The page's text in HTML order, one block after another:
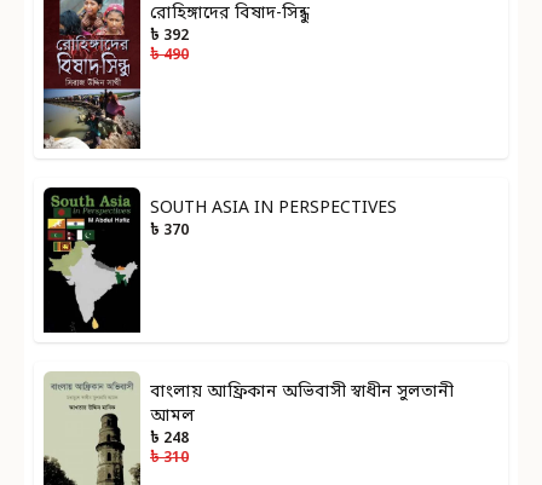
রোহিঙ্গাদের বিষাদ-সিন্ধু
৳ 392
৳ 490
SOUTH ASIA IN PERSPECTIVES
৳ 370
বাংলায় আফ্রিকান অভিবাসী স্বাধীন সুলতানী
আমল
৳ 248
৳ 310